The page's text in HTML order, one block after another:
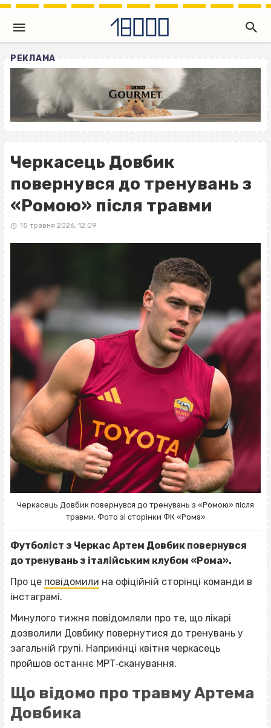
РЕКЛАМА
Черкасець Довбик
повернувся до тренувань з
«Ромою» після травми
15 травня 2026, 12:09
Черкасець Довбик повернувся до тренувань з «Ромою» після
травми. Фото зі сторінки ФК «Рома»
Футболіст з Черкас Артем Довбик повернувся
до тренувань з італійським клубом «Рома».
Про це повідомили на офіційній сторінці команди в
інстаграмі.
Минулого тижня повідомляли про те, що лікарі
дозволили Довбику повернутися до тренувань у
загальній групі. Наприкінці квітня черкасець
пройшов останнє МРТ‐сканування.
Що відомо про травму Артема
Довбика